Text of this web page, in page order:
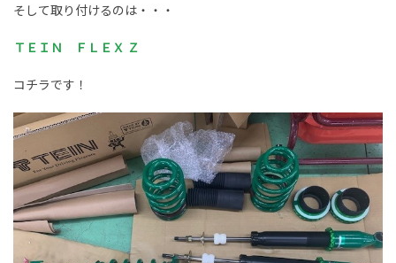
そして取り付けるのは・・・
ＴＥＩＮ ＦＬＥＸ Ｚ
コチラです！